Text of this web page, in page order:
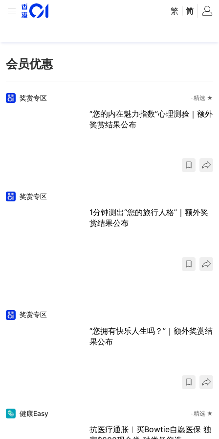
繁 简
会员优惠
奖赏专区 精选 ★
“您的内在魅力指数”心理测验｜额外
奖赏结果公布
奖赏专区
1分钟测出“您的旅行人格”｜额外奖
赏结果公布
奖赏专区
“您拥有快乐人生吗？”｜额外奖赏结
果公布
健康Easy 精选 ★
抗医疗通胀︱买Bowtie自愿医保 独